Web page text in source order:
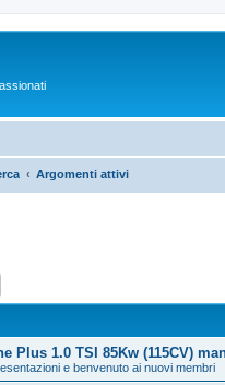
Argomenti attivi
Plus 1.0 TSI 85Kw (115CV)
e benvenuto ai nuovi membri